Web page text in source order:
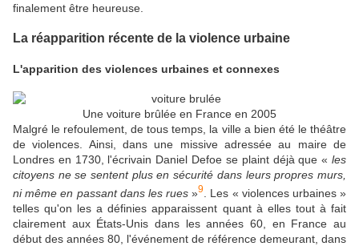
finalement être heureuse.
La réapparition récente de la violence urbaine
L'apparition des violences urbaines et connexes
Une voiture brûlée en France en 2005
Malgré le refoulement, de tous temps, la ville a bien été le théâtre
de violences. Ainsi, dans une missive adressée au maire de
Londres en 1730, l'écrivain Daniel Defoe se plaint déjà que « les
citoyens ne se sentent plus en sécurité dans leurs propres murs,
ni même en passant dans les rues »9
. Les « violences urbaines »
telles qu'on les a définies apparaissent quant à elles tout à fait
clairement aux États-Unis dans les années 60, en France au
début des années 80, l'événement de référence demeurant, dans